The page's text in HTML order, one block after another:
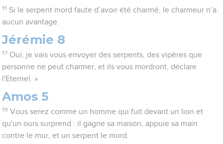
11 Si le serpent mord faute d’avoir été charmé, le charmeur n’a
aucun avantage.
Jérémie 8
17 Oui, je vais vous envoyer des serpents, des vipères que
personne ne peut charmer, et ils vous mordront, déclare
l'Eternel. »
Amos 5
19 Vous serez comme un homme qui fuit devant un lion et
qu'un ours surprend : il gagne sa maison, appuie sa main
contre le mur, et un serpent le mord.